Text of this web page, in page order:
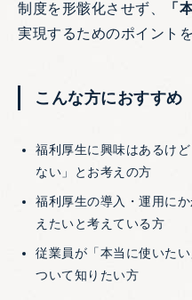
制度を形骸化させず、
「
実現するためのポイント
こんな方におすすめ
福利厚生に興味はあるけ
ない」とお考えの方
福利厚生の導入・運用に
えたいと考えている方
従業員が「本当に使いた
ついて知りたい方